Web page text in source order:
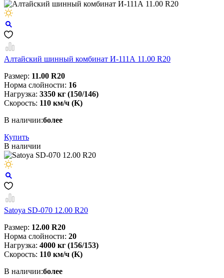
Алтайский шинный комбинат И-111А 11.00 R20
Размер: 11.00 R20
Норма слойности: 16
Нагрузка: 3350 кг (150/146)
Скорость: 110 км/ч (K)
В наличии:более
Купить
В наличии
Satoya SD-070 12.00 R20
Размер: 12.00 R20
Норма слойности: 20
Нагрузка: 4000 кг (156/153)
Скорость: 110 км/ч (K)
В наличии:более